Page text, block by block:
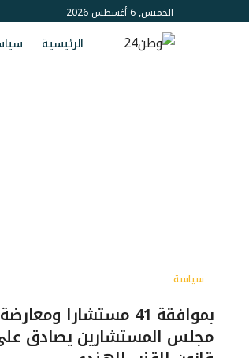
الخميس, 6 أغسطس 2026
الرئيسية
سياسة
مجلس المستشارين يصادق